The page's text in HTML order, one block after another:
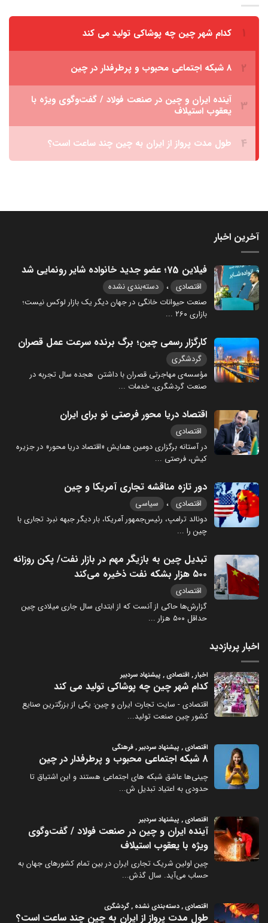
آخرین اخبار
فیلاین 75؛ عضو جدید خانواده شایر رونمایی شد
اقتصادی ، دسته‌بندی نشده
صنعت حیوانات خانگی در جهان دیگر یک بازار لوکس نیست؛
بازاری ۲۶۰
...
کارگزار رسمی چین؛ برگ برنده سرعت عمل قصران
گردشگری
مؤسسه‌ی مهاجرتی قصران با داشتن هجده سال تجربه در
صنعت گردشگری، خدمات ...
اقتصاد دریا محور فرصتی نو برای ایران
اقتصادی
در آستانه برگزاری دومین همایش «اقتصاد دریا محور» در جزیره
کیش، فرصتی ...
دور تازه مناقشه تجاری آمریکا و چین
اقتصادی ، سیاسی
دونالد ترامپ، رئیس‌جمهور آمریکا، بار دیگر جبهه نبرد تجاری با
چین را ...
تبدیل چین به بازیگر مهم در بازار نفت/ پکن روزانه
۵۰۰ هزار بشکه نفت ذخیره می‌کند
اقتصادی
گزارش‌ها حاکی از آنست که از ابتدای سال جاری میلادی چین
حداقل ۵۰۰ هزار
...
اخبار پربازدید